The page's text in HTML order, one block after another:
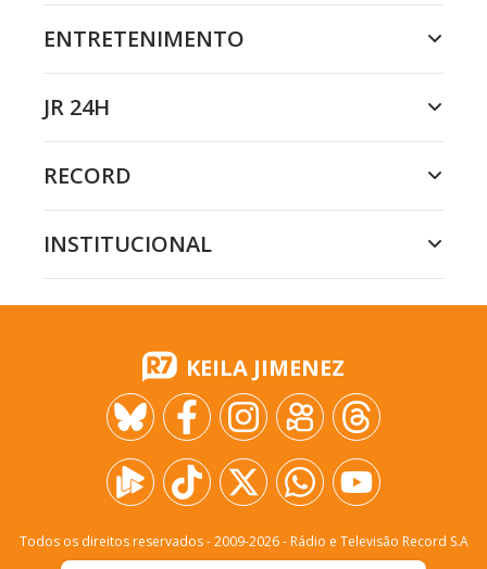
ENTRETENIMENTO
JR 24H
RECORD
INSTITUCIONAL
KEILA JIMENEZ
Todos os direitos reservados - 2009-2026- Rádio e Televisão Record S.A